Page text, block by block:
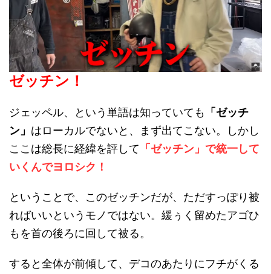
ゼッチン！
ジェッペル、という単語は知っていても 「ゼッチ
ン」 はローカルでないと、まず出てこない。しかし
ここは総長に経緯を評して 「ゼッチン」で統一して
いくんでヨロシク！
ということで、このゼッチンだが、ただすっぽり被
ればいいというモノではない。緩ぅく留めたアゴひ
もを首の後ろに回して被る。
すると全体が前傾して、デコのあたりにフチがくる